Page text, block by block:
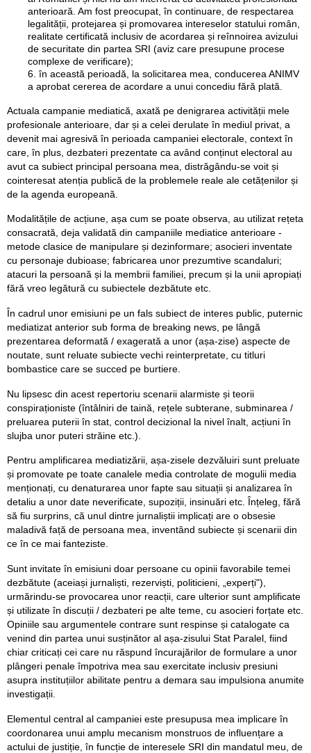
anterioară. Am fost preocupat, în continuare, de respectarea
legalității, protejarea și promovarea intereselor statului român,
realitate certificată inclusiv de acordarea și reînnoirea avizului
de securitate din partea SRI (aviz care presupune procese
complexe de verificare);
în această perioadă, la solicitarea mea, conducerea ANIMV
a aprobat cererea de acordare a unui concediu fără plată.
Actuala campanie mediatică, axată pe denigrarea activității mele
profesionale anterioare, dar și a celei derulate în mediul privat, a
devenit mai agresivă în perioada campaniei electorale, context în
care, în plus, dezbateri prezentate ca având conținut electoral au
avut ca subiect principal persoana mea, distrăgându-se voit și
cointeresat atenția publică de la problemele reale ale cetățenilor și
de la agenda europeană.
Modalitățile de acțiune, așa cum se poate observa, au utilizat rețeta
consacrată, deja validată din campaniile mediatice anterioare -
metode clasice de manipulare și dezinformare; asocieri inventate
cu personaje dubioase; fabricarea unor prezumtive scandaluri;
atacuri la persoană și la membrii familiei, precum și la unii apropiați
fără vreo legătură cu subiectele dezbătute etc.
În cadrul unor emisiuni pe un fals subiect de interes public, puternic
mediatizat anterior sub forma de breaking news, pe lângă
prezentarea deformată / exagerată a unor (așa-zise) aspecte de
noutate, sunt reluate subiecte vechi reinterpretate, cu titluri
bombastice care se succed pe burtiere.
Nu lipsesc din acest repertoriu scenarii alarmiste și teorii
conspiraționiste (întâlniri de taină, rețele subterane, subminarea /
preluarea puterii în stat, control decizional la nivel înalt, acțiuni în
slujba unor puteri străine etc.).
Pentru amplificarea mediatizării, așa-zisele dezvăluiri sunt preluate
și promovate pe toate canalele media controlate de mogulii media
menționați, cu denaturarea unor fapte sau situații și analizarea în
detaliu a unor date neverificate, supoziții, insinuări etc. Înțeleg, fără
să fiu surprins, că unul dintre jurnaliștii implicați are o obsesie
maladivă față de persoana mea, inventând subiecte și scenarii din
ce în ce mai fanteziste.
Sunt invitate în emisiuni doar persoane cu opinii favorabile temei
dezbătute (aceiași jurnaliști, rezerviști, politicieni, „experți"),
urmărindu-se provocarea unor reacții, care ulterior sunt amplificate
și utilizate în discuții / dezbateri pe alte teme, cu asocieri forțate etc.
Opiniile sau argumentele contrare sunt respinse și catalogate ca
venind din partea unui susținător al așa-zisului Stat Paralel, fiind
chiar criticați cei care nu răspund încurajărilor de formulare a unor
plângeri penale împotriva mea sau exercitate inclusiv presiuni
asupra instituțiilor abilitate pentru a demara sau impulsiona anumite
investigații.
Elementul central al campaniei este presupusa mea implicare în
coordonarea unui amplu mecanism monstruos de influențare a
actului de justiție, în funcție de interesele SRI din mandatul meu, de